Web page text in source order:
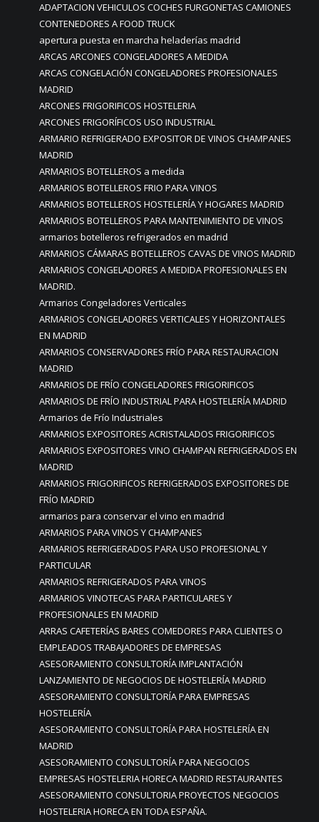
ADAPTACION VEHICULOS COCHES FURGONETAS CAMIONES
CONTENEDORES A FOOD TRUCK
apertura puesta en marcha heladerías madrid
ARCAS ARCONES CONGELADORES A MEDIDA
ARCAS CONGELACIÓN CONGELADORES PROFESIONALES
MADRID
ARCONES FRIGORIFICOS HOSTELERIA
ARCONES FRIGORÍFICOS USO INDUSTRIAL
ARMARIO REFRIGERADO EXPOSITOR DE VINOS CHAMPANES
MADRID
ARMARIOS BOTELLEROS a medida
ARMARIOS BOTELLEROS FRIO PARA VINOS
ARMARIOS BOTELLEROS HOSTELERÍA Y HOGARES MADRID
ARMARIOS BOTELLEROS PARA MANTENIMIENTO DE VINOS
armarios botelleros refrigerados en madrid
ARMARIOS CÁMARAS BOTELLEROS CAVAS DE VINOS MADRID
ARMARIOS CONGELADORES A MEDIDA PROFESIONALES EN
MADRID.
Armarios Congeladores Verticales
ARMARIOS CONGELADORES VERTICALES Y HORIZONTALES
EN MADRID
ARMARIOS CONSERVADORES FRÍO PARA RESTAURACION
MADRID
ARMARIOS DE FRÍO CONGELADORES FRIGORIFICOS
ARMARIOS DE FRÍO INDUSTRIAL PARA HOSTELERÍA MADRID
Armarios de Frío Industriales
ARMARIOS EXPOSITORES ACRISTALADOS FRIGORIFICOS
ARMARIOS EXPOSITORES VINO CHAMPAN REFRIGERADOS EN
MADRID
ARMARIOS FRIGORIFICOS REFRIGERADOS EXPOSITORES DE
FRÍO MADRID
armarios para conservar el vino en madrid
ARMARIOS PARA VINOS Y CHAMPANES
ARMARIOS REFRIGERADOS PARA USO PROFESIONAL Y
PARTICULAR
ARMARIOS REFRIGERADOS PARA VINOS
ARMARIOS VINOTECAS PARA PARTICULARES Y
PROFESIONALES EN MADRID
ARRAS CAFETERÍAS BARES COMEDORES PARA CLIENTES O
EMPLEADOS TRABAJADORES DE EMPRESAS
ASESORAMIENTO CONSULTORÍA IMPLANTACIÓN
LANZAMIENTO DE NEGOCIOS DE HOSTELERÍA MADRID
ASESORAMIENTO CONSULTORÍA PARA EMPRESAS
HOSTELERÍA
ASESORAMIENTO CONSULTORÍA PARA HOSTELERÍA EN
MADRID
ASESORAMIENTO CONSULTORÍA PARA NEGOCIOS
EMPRESAS HOSTELERIA HORECA MADRID RESTAURANTES
ASESORAMIENTO CONSULTORIA PROYECTOS NEGOCIOS
HOSTELERIA HORECA EN TODA ESPAÑA.